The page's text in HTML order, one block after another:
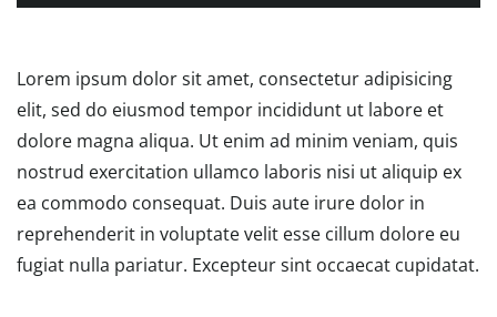
Lorem ipsum dolor sit amet, consectetur adipisicing
elit, sed do eiusmod tempor incididunt ut labore et
dolore magna aliqua. Ut enim ad minim veniam, quis
nostrud exercitation ullamco laboris nisi ut aliquip ex
ea commodo consequat. Duis aute irure dolor in
reprehenderit in voluptate velit esse cillum dolore eu
fugiat nulla pariatur. Excepteur sint occaecat cupidatat.